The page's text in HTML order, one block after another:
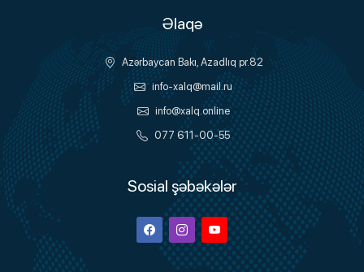
Əlaqə
Azərbaycan Bakı, Azadlıq pr.82
info-xalq@mail.ru
info@xalq.online
077 611-00-55
Sosial şəbəkələr
FacebookInstagramYoutube